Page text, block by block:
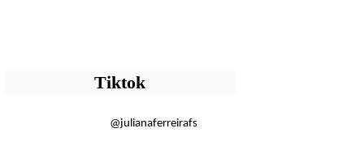
Tiktok
@julianaferreirafs